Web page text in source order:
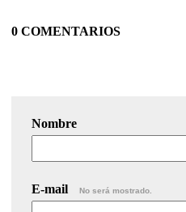
0 COMENTARIOS
Nombre
E-mail No será mostrado.